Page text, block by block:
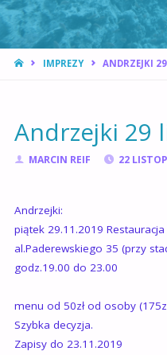
STRONA
IMPREZY ANDRZEJKI
Andrzejki 29
MARCIN REIF 22
Andrzejki:
piątek 29.11.2019
al.Paderewskiego 35 (przy
godz.19.00 do 23.00
menu od 50zł od osoby
Szybka decyzja.
Zapisy do 23.11.2019